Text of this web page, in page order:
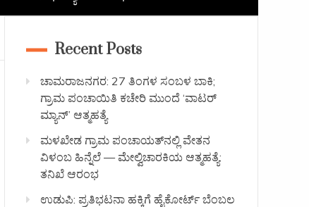
Recent Posts
ಚಾಮರಾಜನಗರ: 27 ತಿಂಗಳ ಸಂಬಳ ಬಾಕಿ;
ಗ್ರಾಮ ಪಂಚಾಯಿತಿ ಕಚೇರಿ ಮುಂದೆ ‘ವಾಟರ್
ಮ್ಯಾನ್’ ಆತ್ಮಹತ್ಯೆ
ಮಳಖೇಡ ಗ್ರಾಮ ಪಂಚಾಯತ್‌ನಲ್ಲಿ ವೇತನ
ವಿಳಂಬ ಹಿನ್ನೆಲೆ — ಮೇಲ್ವಿಚಾರಕಿಯ ಆತ್ಮಹತ್ಯೆ:
ತನಿಖೆ ಆರಂಭ
ಉಡುಪಿ: ಪ್ರತಿಭಟನಾ ಹಕ್ಕಿಗೆ ಹೈಕೋರ್ಟ್ ಬೆಂಬಲ